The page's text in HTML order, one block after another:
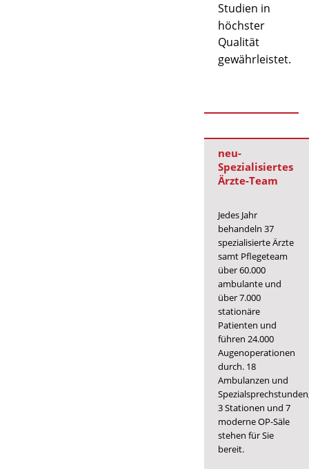
Studien in
höchster
Qualität
gewährleistet.
neu-
Spezialisiertes
Ärzte-Team
Jedes Jahr
behandeln 37
spezialisierte Ärzte
samt Pflegeteam
über 60.000
ambulante und
über 7.000
stationäre
Patienten und
führen 24.000
Augenoperationen
durch. 18
Ambulanzen und
3 Stationen und 7
moderne OP-Säle
stehen für Sie
bereit.